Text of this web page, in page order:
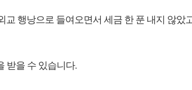
행낭으로 들여오면서 세금 한 푼 내지 않았
받을 수 있습니다.